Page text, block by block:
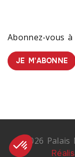
Abonnez-vous
JE M'ABONNE
© 2026 Palais